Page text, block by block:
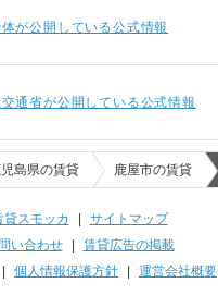
が公開している公式情報
通省が公開している公式情報
児島県の賃貸 鹿屋市の賃貸
貸スモッカ | サイトマップ
い合わせ| 賃貸広告の掲載
| 個人情報保護方針 | 運営会社概要